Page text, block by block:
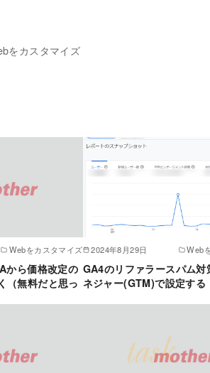
をカスタマイズ
Webをカスタマイズ
ら価格改定の
（無料だと思っ
2024年8月29日 Web
GA4のリファラースパム対
ネジャー(GTM)で設定する